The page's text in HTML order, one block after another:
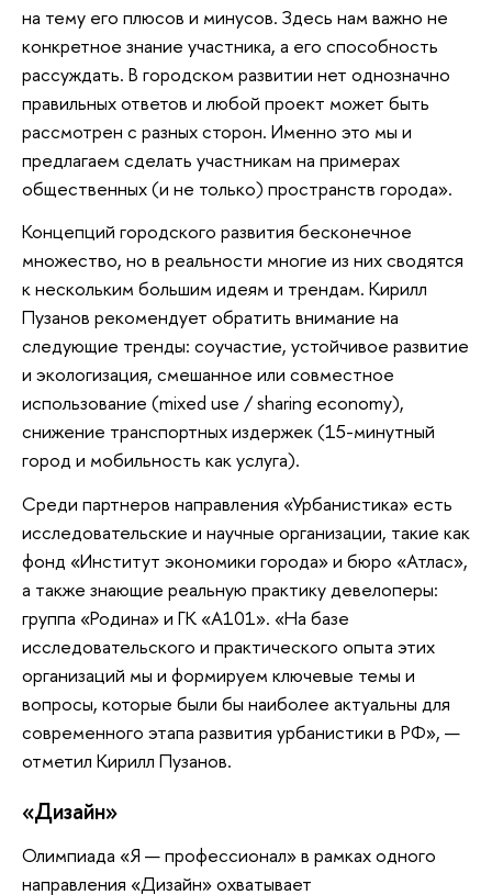
на тему его плюсов и минусов. Здесь нам важно не
конкретное знание участника, а его способность
рассуждать. В городском развитии нет однозначно
правильных ответов и любой проект может быть
рассмотрен с разных сторон. Именно это мы и
предлагаем сделать участникам на примерах
общественных (и не только) пространств города».
Концепций городского развития бесконечное
множество, но в реальности многие из них сводятся
к нескольким большим идеям и трендам. Кирилл
Пузанов рекомендует обратить внимание на
следующие тренды: соучастие, устойчивое развитие
и экологизация, смешанное или совместное
использование (mixed use / sharing economy),
снижение транспортных издержек (15-минутный
город и мобильность как услуга).
Среди партнеров направления «Урбанистика» есть
исследовательские и научные организации, такие как
фонд «Институт экономики города» и бюро «Атлас»,
а также знающие реальную практику девелоперы:
группа «Родина» и ГК «А101». «На базе
исследовательского и практического опыта этих
организаций мы и формируем ключевые темы и
вопросы, которые были бы наиболее актуальны для
современного этапа развития урбанистики в РФ», —
отметил Кирилл Пузанов.
«Дизайн»
Олимпиада «Я — профессионал» в рамках одного
направления «Дизайн» охватывает